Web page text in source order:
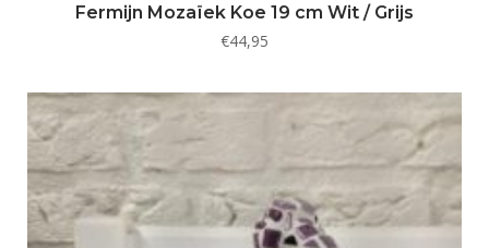
Fermijn Mozaïek Koe 19 cm Wit / Grijs
€44,95